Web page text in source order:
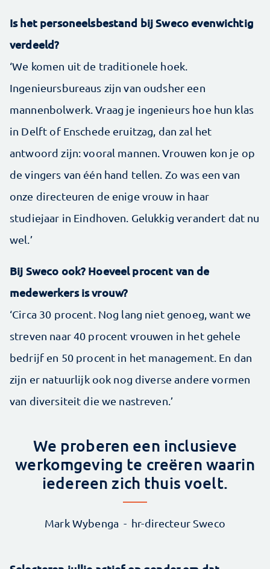
Is het personeelsbestand bij Sweco evenwichtig
verdeeld?
‘We komen uit de traditionele hoek.
Ingenieursbureaus zijn van oudsher een
mannenbolwerk. Vraag je ingenieurs hoe hun klas
in Delft of Enschede eruitzag, dan zal het
antwoord zijn: vooral mannen. Vrouwen kon je op
de vingers van één hand tellen. Zo was een van
onze directeuren de enige vrouw in haar
studiejaar in Eindhoven. Gelukkig verandert dat nu
wel.’
Bij Sweco ook? Hoeveel procent van de
medewerkers is vrouw?
‘Circa 30 procent. Nog lang niet genoeg, want we
streven naar 40 procent vrouwen in het gehele
bedrijf en 50 procent in het management. En dan
zijn er natuurlijk ook nog diverse andere vormen
van diversiteit die we nastreven.’
We proberen een inclusieve
werkomgeving te creëren waarin
iedereen zich thuis voelt.
Mark Wybenga hr-directeur Sweco